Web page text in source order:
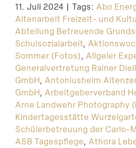
Suche
11. Juli 2024 | Tags: Abo
Altenarbeit Freizeit- und
Abteilung Betreuende
Schulsozialarbeit,
Sommer (Fotos), Allgeier
Generalvertretung Rainer Diell
GmbH, Antoniusheim
GmbH, Arbeitgeberverband
Arne Landwehr Photography
Kindertagesstätte
Schülerbetreuung der Carlo-
ASB Tagespflege, Athora